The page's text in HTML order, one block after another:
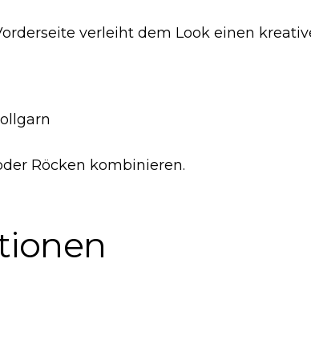
verleiht dem Look einen
Röcken kombinieren.